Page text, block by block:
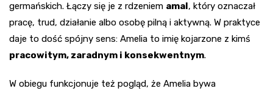
germańskich. Łączy się je z rdzeniem amal, który oznaczał
pracę, trud, działanie albo osobę pilną i aktywną. W praktyce
daje to dość spójny sens: Amelia to imię kojarzone z kimś
pracowitym, zaradnym i konsekwentnym.
W obiegu funkcjonuje też pogląd, że Amelia bywa